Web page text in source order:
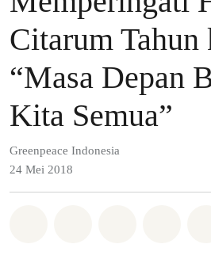
Citarum Tahun
“Masa Depan
Kita Semua”
Greenpeace Indonesia
24 Mei 2018